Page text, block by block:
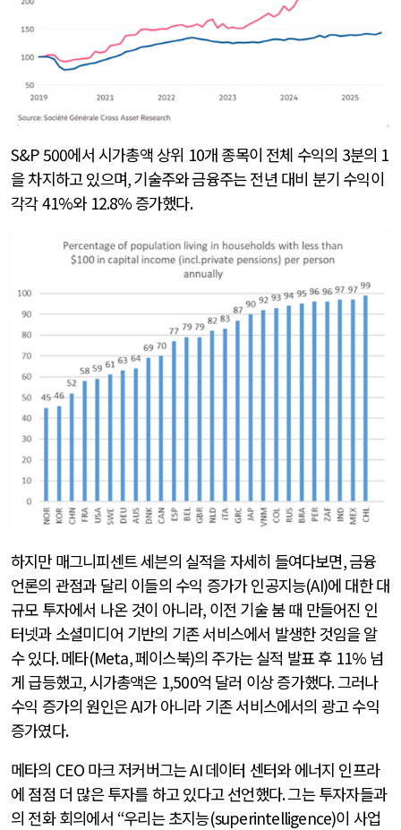
S&P 500에서 시가총액 상위 10개 종목이 전체 수익의 3분의 1
을 차지하고 있으며,기술주와 금융주는 전년 대비 분기 수익이
각각41%와 12.8%증가했다.
하지만 매그니피센트 세븐의 실적을 자세히 들여다보면,금융
언론의 관점과 달리 이들의 수익 증가가 인공지능(AI)에 대한 대
규모 투자에서 나온 것이 아니라, 이전 기술 붐 때 만들어진 인
터넷과 소셜미디어 기반의 기존 서비스에서 발생한 것임을 알
수 있다.메타(Meta,페이스북)의 주가는 실적 발표 후 11% 넘
게 급등했고,시가총액은 1,500억 달러 이상 증가했다.그러나
수익 증가의 원인은AI가 아니라 기존 서비스에서의 광고 수익
증가였다.
메타의 CEO 마크 저커버그는AI데이터 센터와 에너지 인프라
에 점점 더 많은 투자를 하고 있다고 선언했다.그는 투자자들과
의 전화 회의에서 “우리는 초지능(superintelligence)이 사업